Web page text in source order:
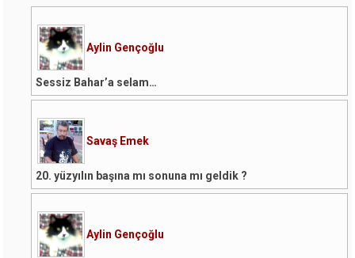
Aylin Gençoğlu
Sessiz Bahar’a selam…
Savaş Emek
20. yüzyılın başına mı sonuna mı geldik ?
Aylin Gençoğlu